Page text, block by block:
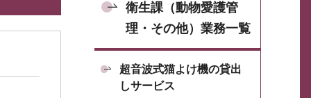
衛生課（動物愛護管
理・その他）業務一覧
超音波式猫よけ機の貸出
しサービス